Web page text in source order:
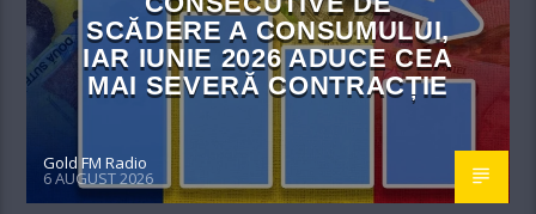
SCĂDERE A CONSUMULUI,
IAR IUNIE 2026 ADUCE CEA
MAI SEVERĂ CONTRACȚIE
Gold FM Radio
6 AUGUST 2026